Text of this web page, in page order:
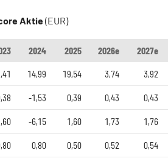
Aktie(EUR)
2024 2025 2026e
2027e
14,99 19,54 3,74 3,92
-1,53 0,39 0,43 0,43
-6,15 1,60 1,73 1,76
0,80 0,50 0,52 0,54